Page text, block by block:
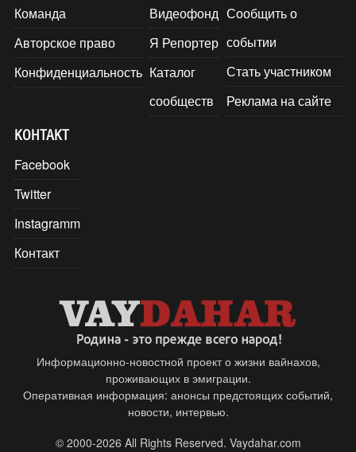
Команда
Авторское право
Конфиденциальность
Видеофонд
Я Репортер
Каталог
сообществ
Сообщить о
событии
Стать участником
Реклама на сайте
КОНТАКТ
Facebook
Twitter
Instagramm
Контакт
Информационно-новостной проект о жизни вайнахов,
проживающих в эмиграции.
Оперативная информация: анонсы предстоящих событий,
новости, интервью.
© 2000-2026 All Rights Reserved. Vaydahar.com